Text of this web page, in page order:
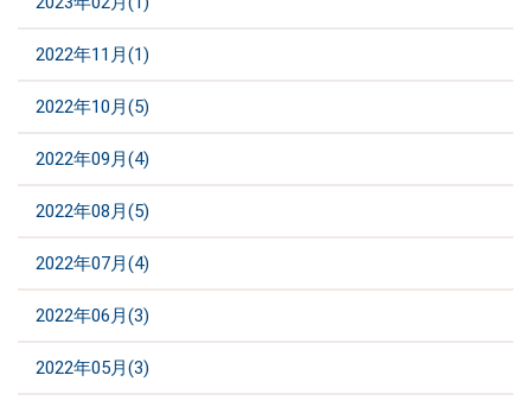
2022年11月(1)
2022年10月(5)
2022年09月(4)
2022年08月(5)
2022年07月(4)
2022年06月(3)
2022年05月(3)